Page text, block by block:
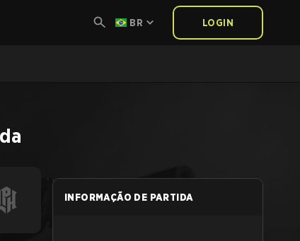
BR LOGIN
INFORMAÇÃO DE PARTIDA